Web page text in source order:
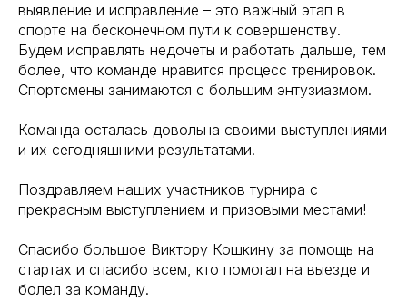
выявление и исправление – это важный этап в
спорте на бесконечном пути к совершенству.
Будем исправлять недочеты и работать дальше, тем
более, что команде нравится процесс тренировок.
Спортсмены занимаются с большим энтузиазмом.
Команда осталась довольна своими выступлениями
и их сегодняшними результатами.
Поздравляем наших участников турнира с
прекрасным выступлением и призовыми местами!
Спасибо большое Виктору Кошкину за помощь на
стартах и спасибо всем, кто помогал на выезде и
болел за команду.